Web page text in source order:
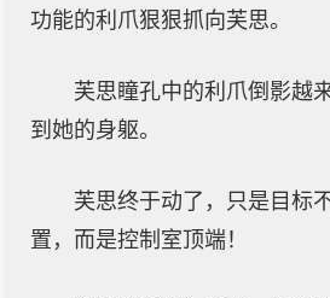
功能的利爪狠狠抓向芙思。
芙思瞳孔中的利爪倒影越
到她的身躯。
芙思终于动了，只是目标
置，而是控制室顶端！